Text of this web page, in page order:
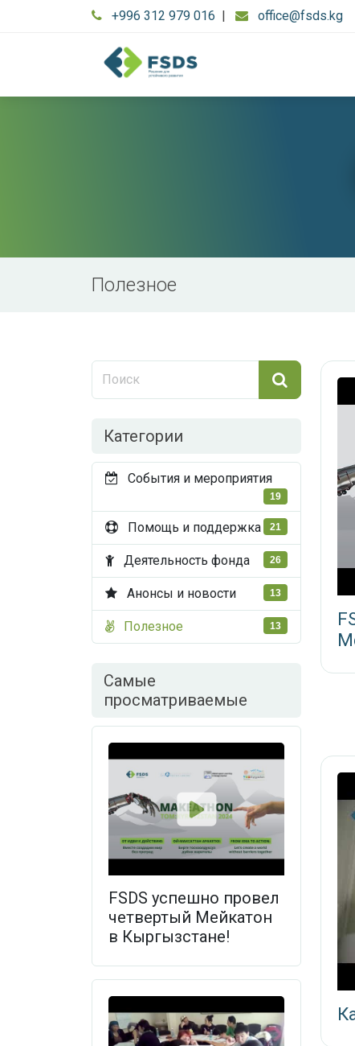
+996 312 979 016 | office@fsds.kg
Полезное
Категории
События и мероприятия
19
Помощь и поддержка 21
Деятельность фонда 26
Анонсы и новости 13
Полезное 13
Самые
просматриваемые
FSDS успешно провел
четвертый Мейкатон
в Кыргызстане!